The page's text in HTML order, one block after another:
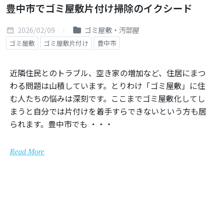
豊中市でゴミ屋敷片付け掃除のイクシード
2026/02/09 ゴミ屋敷・汚部屋
ゴミ屋敷 ゴミ屋敷片付け 豊中市
近隣住民とのトラブル、空き家の増加など、住居にまつ
わる問題は山積しています。とりわけ「ゴミ屋敷」に住
む人たちの悩みは深刻です。ここまでゴミ屋敷化してし
まうと自分では片付けを着手すらできないという方も居
られます。豊中市でも ・・・
Read More